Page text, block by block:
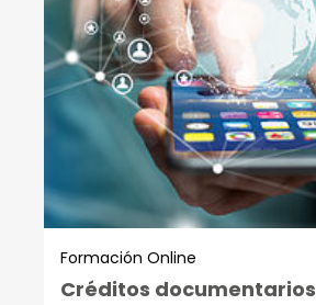
Formación Online
Créditos documentarios